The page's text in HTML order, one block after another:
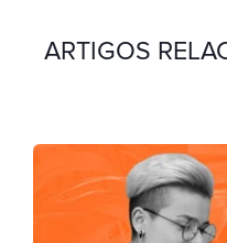
ARTIGOS